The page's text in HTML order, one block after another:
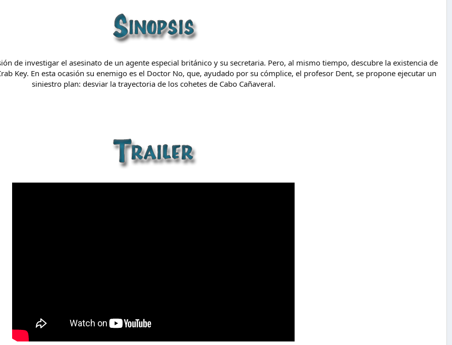
de investigar el asesinato de un agente especial británico y su secretaria. Pero, al mismo tiempo, descubre la existencia de
Key. En esta ocasión su enemigo es el Doctor No, que, ayudado por su cómplice, el profesor Dent, se propone ejecutar un
siniestro plan: desviar la trayectoria de los cohetes de Cabo Cañaveral.